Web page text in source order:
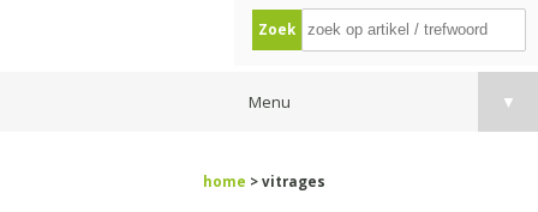
Zoek
Menu ▼
home > vitrages